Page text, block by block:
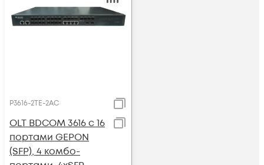
P3616-2TE-2AC
OLT BDCOM 3616 с 16
портами GEPON
(SFP), 4 комбо-